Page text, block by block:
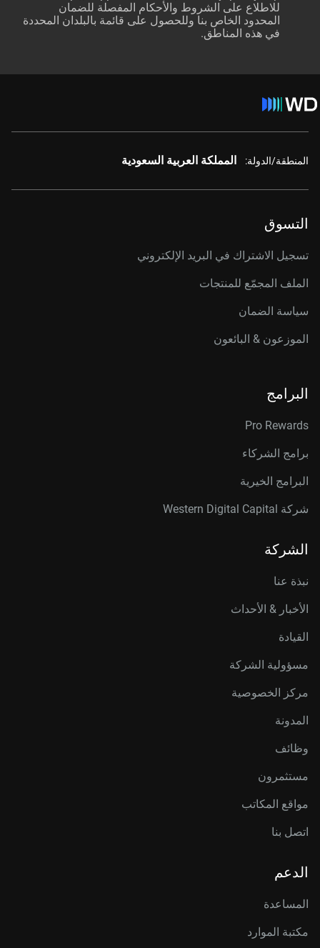
للاطلاع على الشروط والأحكام المفصلة للضمان
المحدود الخاص بنا وللحصول على قائمة بالبلدان المحددة
في هذه المناطق.
المنطقة/الدولة: المملكة العربية السعودية
التسوق
تسجيل الاشتراك في البريد الإلكتروني
الملف المجمّع للمنتجات
سياسة الضمان
الموزعون & البائعون
البرامج
Pro Rewards
برامج الشركاء
البرامج الخيرية
شركة Western Digital Capital
الشركة
نبذة عنا
الأخبار & الأحداث
القيادة
مسؤولية الشركة
مركز الخصوصية
المدونة
وظائف
مستثمرون
مواقع المكاتب
اتصل بنا
الدعم
المساعدة
مكتبة الموارد